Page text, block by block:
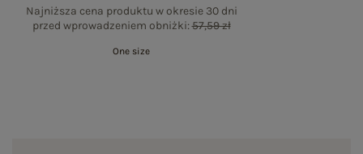
Najniższa cena produktu w okresie 30 dni
przed wprowadzeniem obniżki:57,59 zł
One size